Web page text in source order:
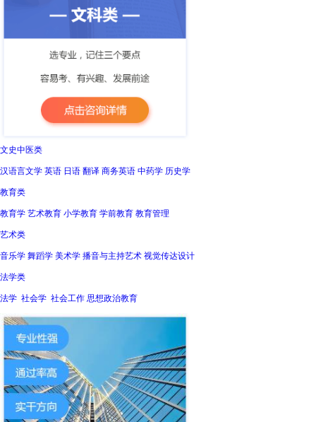
文史中医类
汉语言文学 英语 日语 翻译 商务英语 中药学 历史学
教育类
教育学 艺术教育 小学教育 学前教育 教育管理
艺术类
音乐学 舞蹈学 美术学 播音与主持艺术 视觉传达设计
法学类
法学 社会学 社会工作 思想政治教育